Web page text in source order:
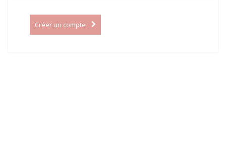
Créer un compte